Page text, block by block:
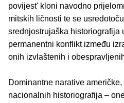
povijest' kloni navodno
mitskih ličnosti te se
srednjostrujaška historiografija
permanentni konflikt između
onih izvlaštenih i
Dominantne narative
nacionalnih historiografija –